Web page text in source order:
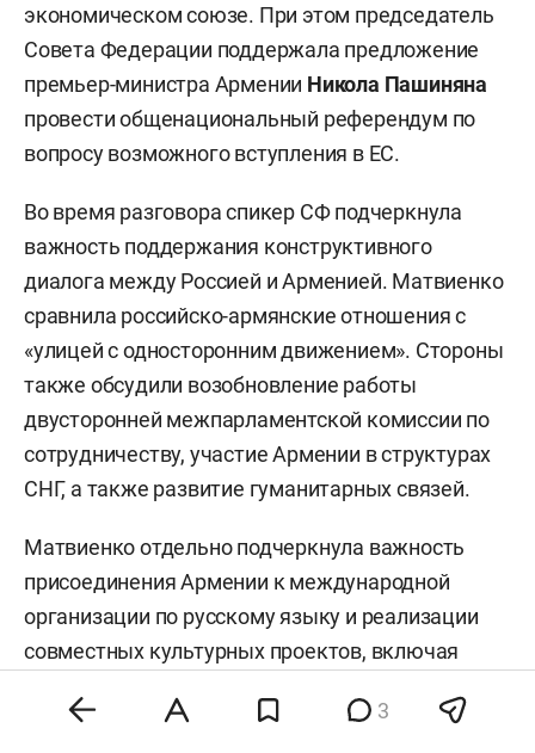
экономическом союзе. При этом председатель
Совета Федерации поддержала предложение
премьер-министра Армении Никола Пашиняна
провести общенациональный референдум по
вопросу возможного вступления в ЕС.
Во время разговора спикер СФ подчеркнула
важность поддержания конструктивного
диалога между Россией и Арменией. Матвиенко
сравнила российско-армянские отношения с
«улицей с односторонним движением». Стороны
также обсудили возобновление работы
двусторонней межпарламентской комиссии по
сотрудничеству, участие Армении в структурах
СНГ, а также развитие гуманитарных связей.
Матвиенко отдельно подчеркнула важность
присоединения Армении к международной
организации по русскому языку и реализации
совместных культурных проектов, включая
открытие российских центров науки и культуры
3